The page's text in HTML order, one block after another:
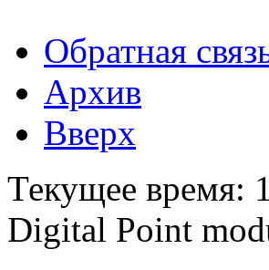
Обратная
Архив
Вверх
Текущее время:
Digital Point